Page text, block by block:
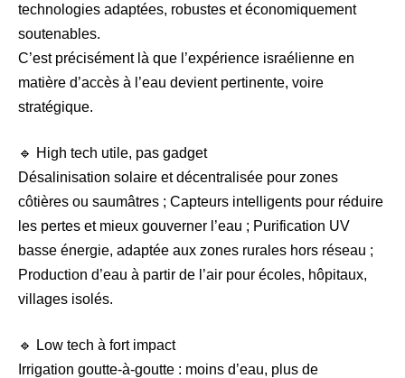
technologies adaptées, robustes et économiquement
soutenables.
C’est précisément là que l’expérience israélienne en
matière d’accès à l’eau devient pertinente, voire
stratégique.
🔹 High tech utile, pas gadget
Désalinisation solaire et décentralisée pour zones
côtières ou saumâtres ; Capteurs intelligents pour réduire
les pertes et mieux gouverner l’eau ; Purification UV
basse énergie, adaptée aux zones rurales hors réseau ;
Production d’eau à partir de l’air pour écoles, hôpitaux,
villages isolés.
🔹 Low tech à fort impact
Irrigation goutte-à-goutte : moins d’eau, plus de